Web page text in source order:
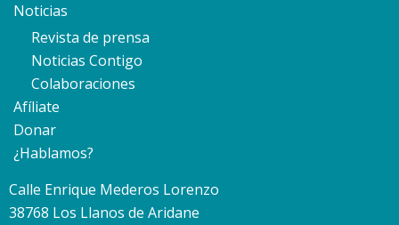
Noticias
Revista de prensa
Noticias Contigo
Colaboraciones
Afíliate
Donar
¿Hablamos?
Calle Enrique Mederos Lorenzo
38768 Los Llanos de Aridane